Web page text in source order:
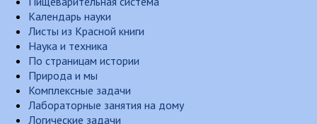
Календарь науки
Листы из Красной книги
Наука и техника
По страницам истории
Природа и мы
Комплексные задачи
Лабораторные занятия на дому
Логические задачи